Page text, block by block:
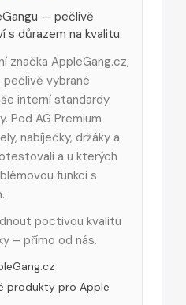
— pečlivě
s důrazem na kvalitu.
značka AppleGang.cz,
vybrané
interní standardy
Pod AG Premium
nabíječky, držáky a
a u kterých
funkci s
poctivou kvalitu
– přímo od nás.
produkty pro Apple